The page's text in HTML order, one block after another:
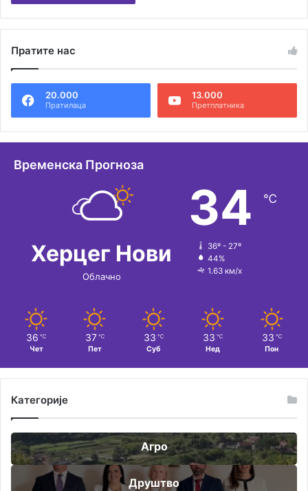
Пратите нас
20.000
Пратилаца
13.000
Претплатника
Временска Прогноза
Херцег Нови
Облачно
34 ℃
36º - 27º
44%
1.63 км/х
36 ℃
Чет
37 ℃
Пет
33 ℃
Суб
33 ℃
Нед
33 ℃
Пон
Категорије
Агро
Друштво